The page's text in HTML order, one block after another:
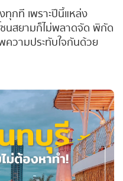
ทุกที เพราะปีนี้แหล่ง
นสยามก็ไม่พลาดจัด พิกัด
ความประทับใจกันด้วย
กัดถ่ายรูป ไฟคริสต์มาส
ลางเมืองหลวงในคอนเซ
ไว้เป็นไอเดียทำ
พร้อมแล้วก็ตามไปดูกัน